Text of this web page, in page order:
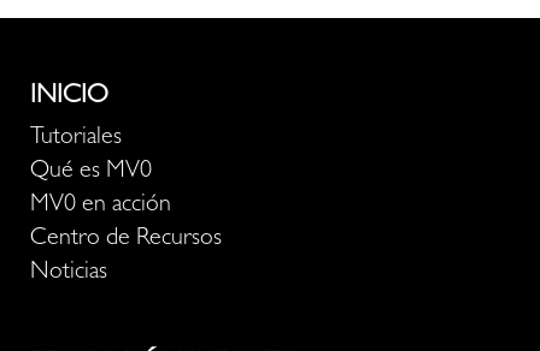
INICIO
Tutoriales
Qué es MV0
MV0 en acción
Centro de Recursos
Noticias